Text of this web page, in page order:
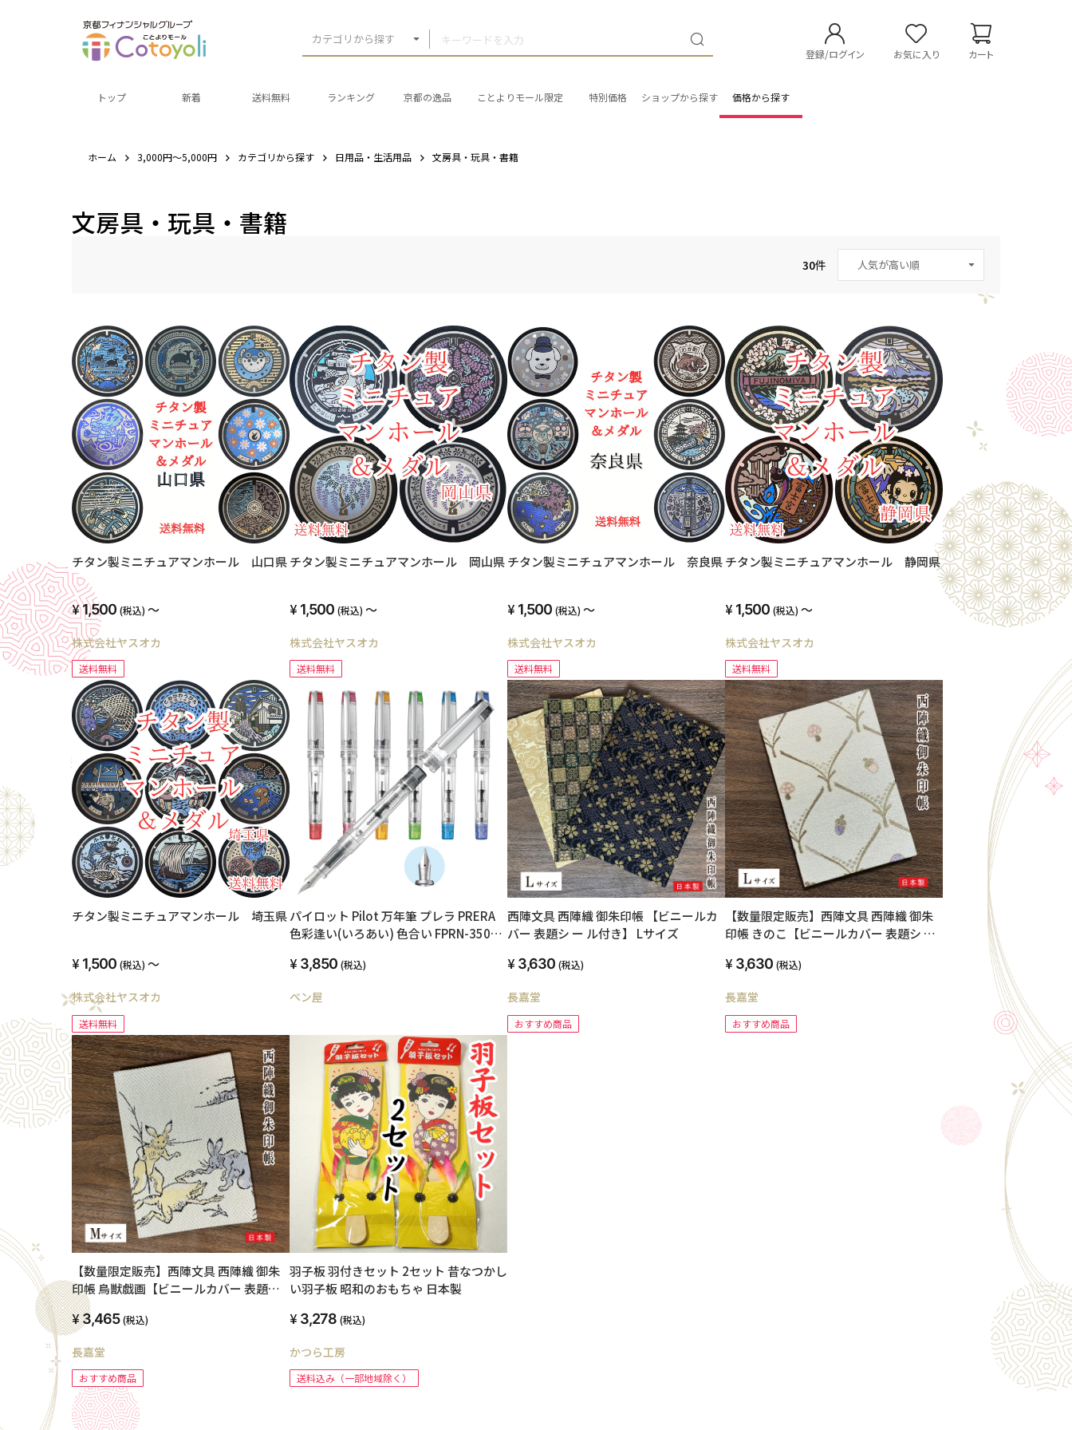
カテゴリから探す
登録/ログイン お気に入り カート
トップ 新着 送料無料 ランキング 京都の逸品 ことよりモール限定 特別価格 ショップから探す 価格から探す
ホーム 3,000円～5,000円 カテゴリから探す 日用品・生活用品 文房具・玩具・書籍
文房具・玩具・書籍
30件
チタン製ミニチュアマンホール 山口県
1,500 (税込) ～
株式会社ヤスオカ
送料無料
チタン製ミニチュアマンホール 岡山県
1,500 (税込) ～
株式会社ヤスオカ
送料無料
チタン製ミニチュアマンホール 奈良県
1,500 (税込) ～
株式会社ヤスオカ
送料無料
チタン製ミニチュアマンホール 静岡県
1,500 (税込) ～
株式会社ヤスオカ
送料無料
チタン製ミニチュアマンホール 埼玉県
1,500 (税込) ～
株式会社ヤスオカ
送料無料
パイロット Pilot 万年筆 プレラ PRERA
色彩逢い(いろあい) 色合い FPRN-350R-
3,850 (税込)
ペン屋
西陣文具 西陣織 御朱印帳 【ビニールカ
バー 表題シ ー ル付き】 Lサイズ
3,630 (税込)
長嘉堂
おすすめ商品
【数量限定販売】西陣文具 西陣織 御朱
印帳 きのこ【ビニールカバー 表題シ ー
3,630 (税込)
長嘉堂
おすすめ商品
【数量限定販売】西陣文具 西陣織 御朱
印帳 鳥獣戯画【ビニールカバー 表題シ
ー ル付き】 Mサイズ
3,465 (税込)
長嘉堂
おすすめ商品
羽子板 羽付きセット 2セット 昔なつかし
い羽子板 昭和のおもちゃ 日本製
3,278 (税込)
かつら工房
送料込み（一部地域除く）